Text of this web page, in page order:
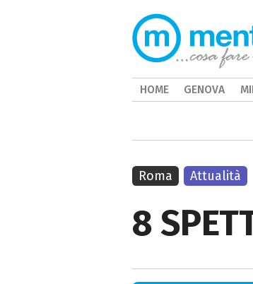
8
Roma Attualità
HOME GENOVA